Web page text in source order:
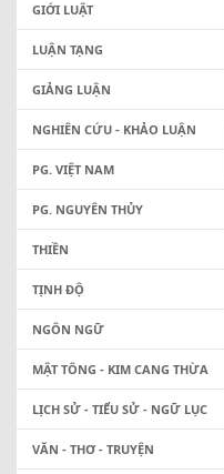
GIỚI LUẬT
LUẬN TẠNG
GIẢNG LUẬN
NGHIÊN CỨU - KHẢO LUẬN
PG. VIỆT NAM
PG. NGUYÊN THỦY
THIỀN
TỊNH ĐỘ
NGÔN NGỮ
MẬT TÔNG - KIM CANG THỪA
LỊCH SỬ - TIỂU SỬ - NGỮ LỤC
VĂN - THƠ - TRUYỆN